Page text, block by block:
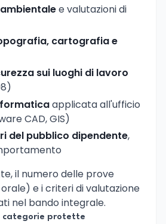
e valutazioni di
cartografia e
sui luoghi di lavoro
applicata all'ufficio
CAD, GIS)
del pubblico dipendente,
il numero delle prove
e i criteri di valutazione
nel bando integrale.
categorie protette